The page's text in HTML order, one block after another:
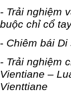
- Trải nghiệm
buộc chỉ cổ
- Chiêm bái
- Trải nghiệm
Vientiane –
Vienttiane